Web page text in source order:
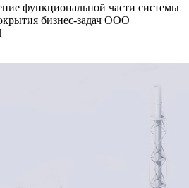
функциональной части системы
бизнес-задач ООО